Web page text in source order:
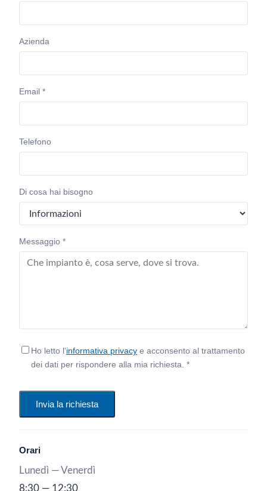
Azienda
Email *
Telefono
Di cosa hai bisogno
Messaggio *
Ho letto l'informativa privacy e acconsento al trattamento
dei dati per rispondere alla mia richiesta. *
Invia la richiesta
Orari
Lunedì — Venerdì
8:30 — 12:30